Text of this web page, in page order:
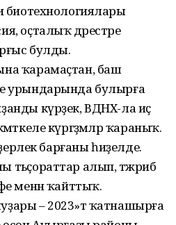
биотехнологиялары
оҫталыҡ дәрестәре
булды.
ҡарамаҫтан, баш
урындарында булырға
күр­ҙек, ВДНХ-ла иҫ
күргәҙмәләр ҡараныҡ.
барғаны һиҙелде.
алып, тәжрибә
менән ҡайттыҡ.
– 2023»тә ҡатнашырға